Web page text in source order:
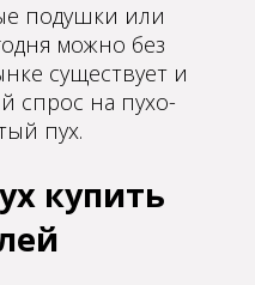
подушки или
можно без
существует и
спрос на пухо-
пух.
купить